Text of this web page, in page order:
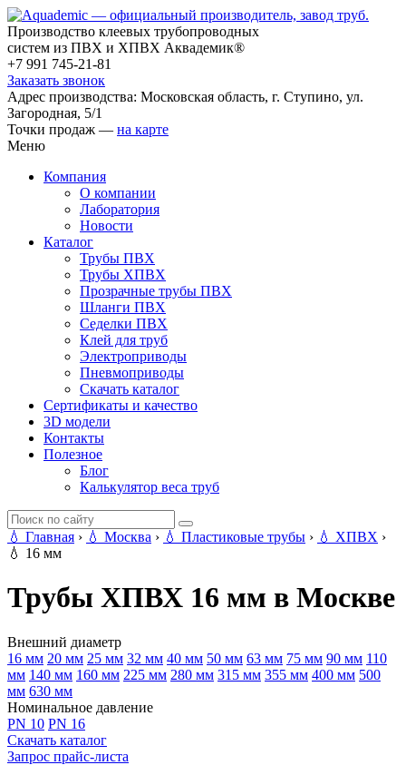
Производство клеевых трубопроводных
систем из ПВХ и ХПВХ Аквадемик®
+7 991 745-21-81
Заказать звонок
Адрес производства: Московская область, г. Ступино, ул.
Загородная, 5/1
Точки продаж — на карте
Меню
Компания
О компании
Лаборатория
Новости
Каталог
Трубы ПВХ
Трубы ХПВХ
Прозрачные трубы ПВХ
Шланги ПВХ
Седелки ПВХ
Клей для труб
Электроприводы
Пневмоприводы
Скачать каталог
Сертификаты и качество
3D модели
Контакты
Полезное
Блог
Калькулятор веса труб
💧 Главная › 💧 Москва › 💧 Пластиковые трубы › 💧 ХПВХ ›
💧 16 мм
Трубы ХПВХ 16 мм в Москве
Внешний диаметр
16 мм 20 мм 25 мм 32 мм 40 мм 50 мм 63 мм 75 мм 90 мм 110
мм 140 мм 160 мм 225 мм 280 мм 315 мм 355 мм 400 мм 500
мм 630 мм
Номинальное давление
PN 10 PN 16
Скачать каталог
Запрос прайс-листа